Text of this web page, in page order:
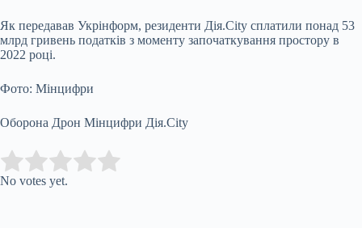
Як передавав Укрінформ, резиденти Дія.Сіty сплатили понад 53
млрд гривень податків з моменту започаткування простору в
2022 році.
Фото: Мінцифри
Оборона Дрон Мінцифри Дія.City
Rate this item:
No votes yet.